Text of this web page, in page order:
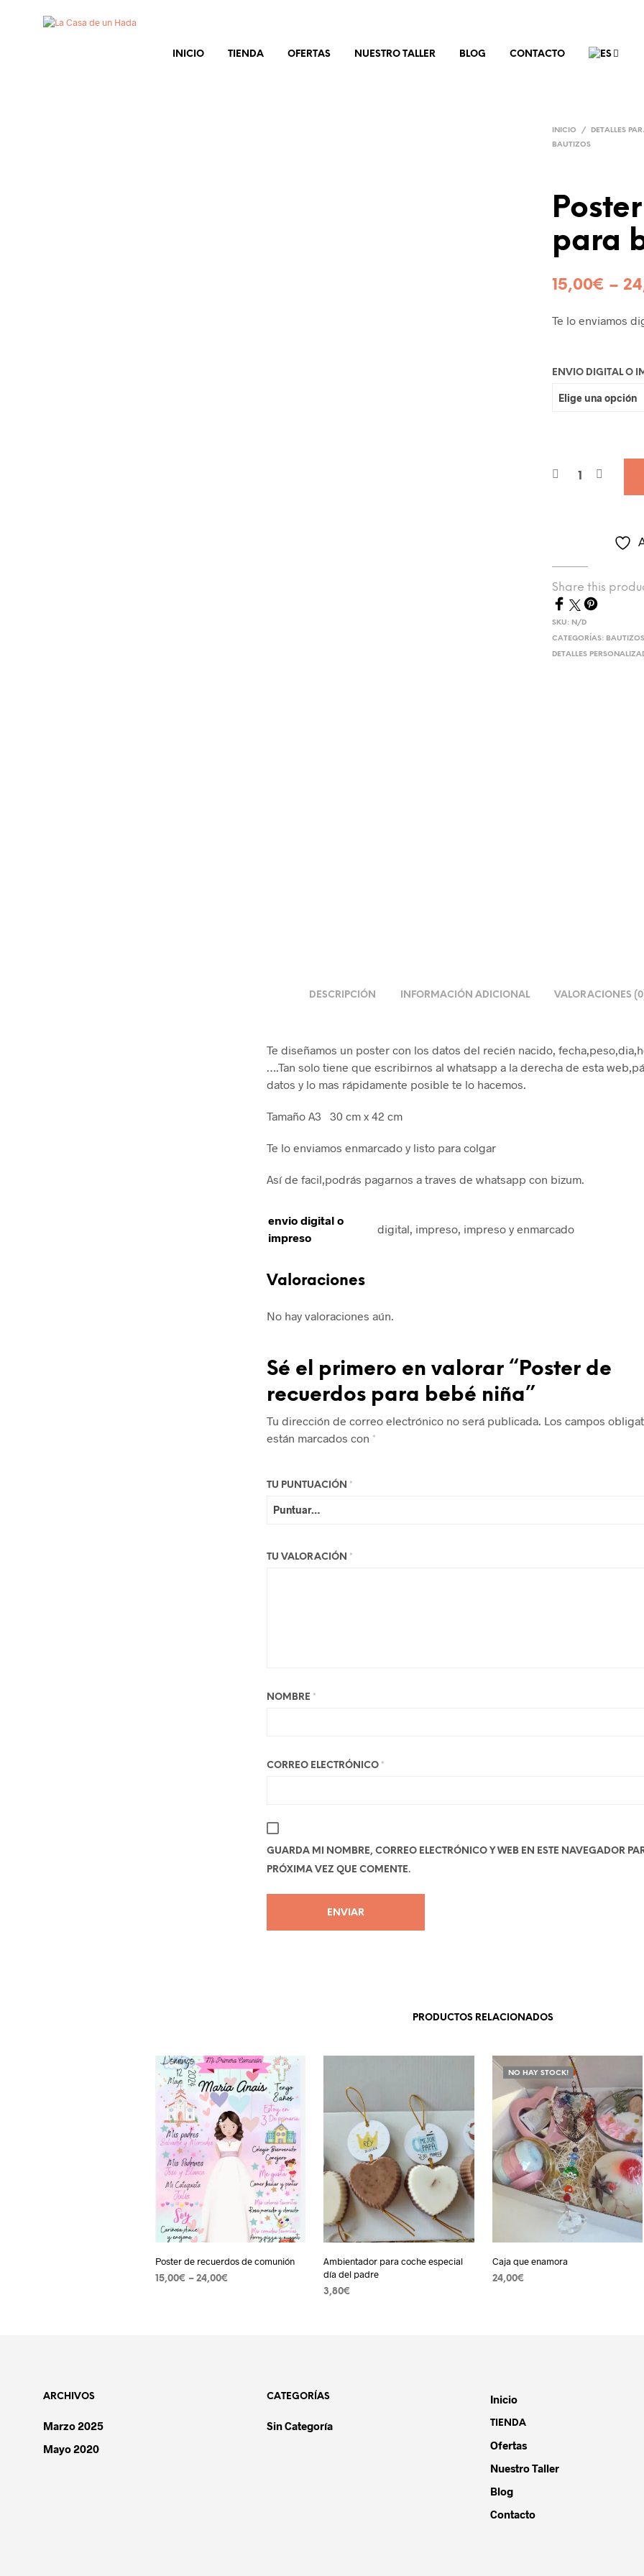
INICIO TIENDA OFERTAS NUESTRO TALLER BLOG CONTACTO
INICIO / DETALLES
BAUTIZOS
para
15,00€ –
Te lo enviamos
ENVIO DIGITAL O
Share this
SKU: N/D
CATEGORÍAS: BAUTIZOS
DETALLES
DESCRIPCIÓN INFORMACIÓN ADICIONAL VALORACIONES
Te diseñamos un poster con los datos del recién nacido,
….Tan solo tiene que escribirnos al whatsapp a la derecha de esta
datos y lo mas rápidamente posible te lo hacemos.
Tamaño A3 30 cm x 42 cm
Te lo enviamos enmarcado y listo para colgar
Así de facil,podrás pagarnos a traves de whatsapp con bizum.
envio digital o
impreso
digital, impreso, impreso y enmarcado
Valoraciones
No hay valoraciones aún.
Sé el primero en valorar “Poster de
recuerdos para bebé niña”
Tu dirección de correo electrónico no será publicada. Los campos
están marcados con *
TU PUNTUACIÓN *
TU VALORACIÓN *
NOMBRE *
CORREO ELECTRÓNICO *
GUARDA MI NOMBRE, CORREO ELECTRÓNICO Y WEB EN ESTE NAVEGADOR
PRÓXIMA VEZ QUE COMENTE.
PRODUCTOS RELACIONADOS
Añadir a la lista de deseos
Poster de recuerdos de comunión
15,00€ – 24,00€
opciones
se
Añadir a la lista de deseos
Ambientador para coche especial
día del padre
3,80€
opciones
NO HAY STOCK!
Añadir a la lista de deseos
Caja que enamora
24,00€
ARCHIVOS
Marzo 2025
Mayo 2020
CATEGORÍAS
Sin Categoría
Inicio
TIENDA
Ofertas
Nuestro Taller
Blog
Contacto